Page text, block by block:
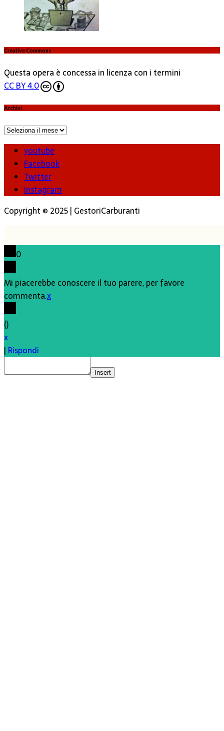
Creative Commons
Questa opera è concessa in licenza con i termini
CC BY 4.0
Archivi
Archivi
youtube
Facebook
Twitter
Instagram
Copyright © 2025 | GestoriCarburanti
0
Mi piacerebbe conoscere il tuo parere, per favore
commenta.x
()
x
|Rispondi
Insert